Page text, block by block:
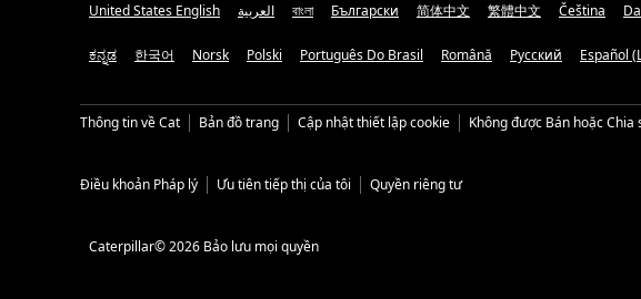
United States English العربية বাংলা Български 简体中文 繁體中文 Čeština
ಕನ್ನಡ 한국어 Norsk Polski Português Do Brasil Română Русский Español
Thông tin về Cat Bản đồ trang Cập nhật thiết lập cookie Không được Bán hoặc Chia
Điều khoản Pháp lý Ưu tiên tiếp thị của tôi Quyền riêng tư
Caterpillar© 2026 Bảo lưu mọi quyền